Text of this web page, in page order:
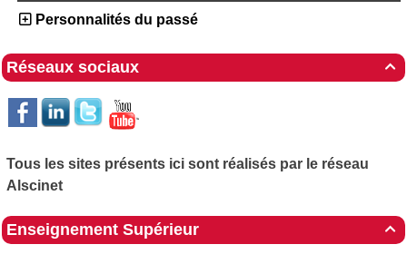
Personnalités du passé

Réseaux sociaux
Tous les sites présents ici sont réalisés par le réseau
Alscinet

Enseignement Supérieur